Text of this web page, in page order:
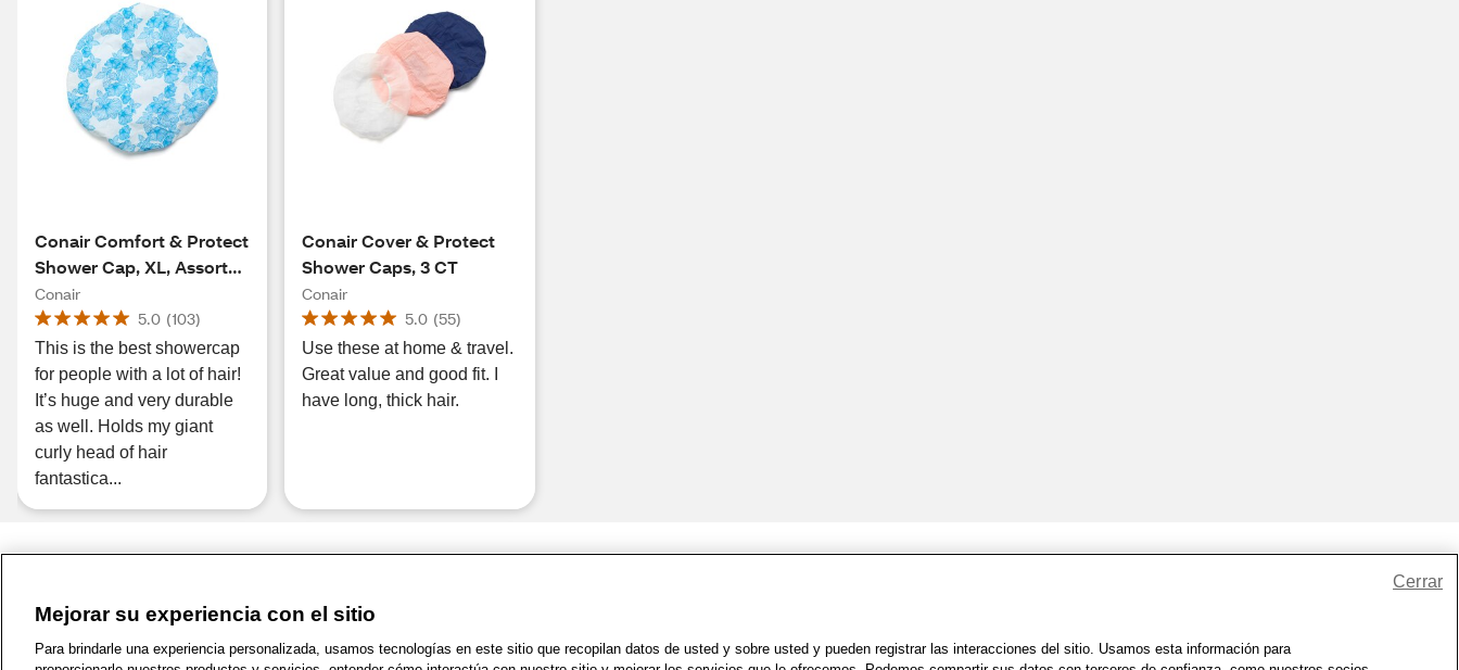
Conair Comfort & Protect
Shower Cap, XL, Assorted
Colors
Conair
5.0 (103)
This is the best showercap
for people with a lot of hair!
It’s huge and very durable
as well. Holds my giant
curly head of hair
fantastica...
Conair Cover & Protect
Shower Caps, 3 CT
Conair
5.0 (55)
Use these at home & travel.
Great value and good fit. I
have long, thick hair.
1-800-679-9691 | Contáctenos | Términos de Uso | Accesibilidad | Política de Privacidad | WA Privacy Policy | Mapa del sitio | Zona de Bienestar | © 1999 - 2026 CVS.com
Mejorar su experiencia con el sitio
Para brindarle una experiencia personalizada, usamos tecnologías en este sitio que recopilan datos de usted y sobre usted y pueden registrar las interacciones del sitio. Usamos esta información para
Cerrar